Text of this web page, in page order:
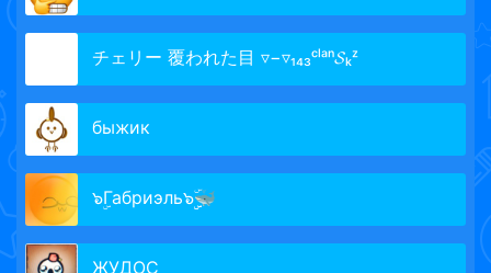
チェリー 覆われた目 ▿−▿₁₄₃ᶜˡᵃⁿ𝓢ₖᶻ
быжик
๖ۣГабриэль๖ۣۣۜ🐳
ЖУДОС